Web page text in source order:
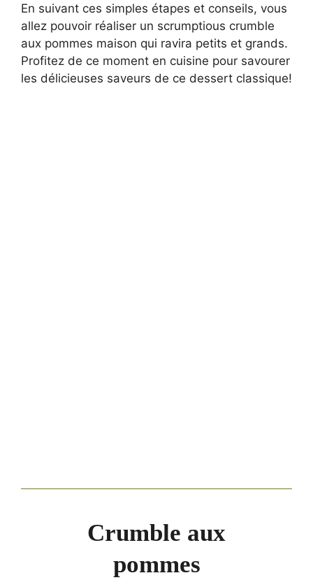
En suivant ces simples étapes et conseils, vous
allez pouvoir réaliser un scrumptious crumble
aux pommes maison qui ravira petits et grands.
Profitez de ce moment en cuisine pour savourer
les délicieuses saveurs de ce dessert classique!
Crumble aux
pommes